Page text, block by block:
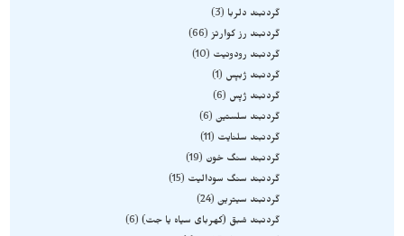
گردنبند دلربا
3
گردنبند رز کوارتز 66
گردنبند رودونیت
10
گردنبند ژبپس
1
گردنبند ژپس
6
گردنبند سلستین 6
گردنبند سلنایت
11
گردنبند سنگ خون
19
گردنبند سنگ سودالیت
15
گردنبند سیترین 24
گردنبند شبق (کهربای سیاه یا جت) 6